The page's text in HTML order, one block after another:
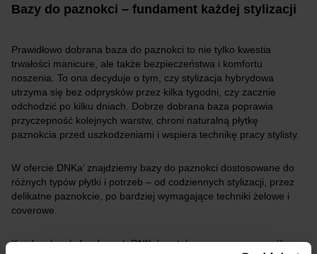
Bazy do paznokci – fundament każdej stylizacji
Prawidłowo dobrana baza do paznokci to nie tylko kwestia
trwałości manicure, ale także bezpieczeństwa i komfortu
noszenia. To ona decyduje o tym, czy stylizacja hybrydowa
utrzyma się bez odprysków przez kilka tygodni, czy zacznie
odchodzić po kilku dniach. Dobrze dobrana baza poprawia
przyczepność kolejnych warstw, chroni naturalną płytkę
paznokcia przed uszkodzeniami i wspiera technikę pracy stylisty.
W ofercie DNKa’ znajdziemy bazy do paznokci dostosowane do
różnych typów płytki i potrzeb – od codziennych stylizacji, przez
delikatne paznokcie, po bardziej wymagające techniki żelowe i
coverowe.
Każda z baz hybrydowych DNKa’ została opracowana z myślą o